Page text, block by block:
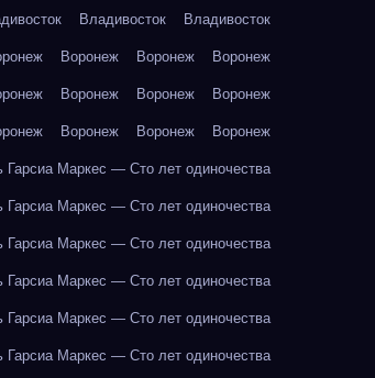
Владивосток Владивосток
Воронеж Воронеж Воронеж
Воронеж Воронеж Воронеж
Воронеж Воронеж Воронеж
Гарсиа Маркес — Сто лет одиночества
Гарсиа Маркес — Сто лет одиночества
Гарсиа Маркес — Сто лет одиночества
Гарсиа Маркес — Сто лет одиночества
Гарсиа Маркес — Сто лет одиночества
Гарсиа Маркес — Сто лет одиночества